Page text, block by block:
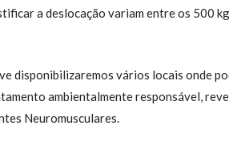
a deslocação variam entre os 500
disponibilizaremos vários locais onde
ambientalmente responsável,
Neuromusculares.